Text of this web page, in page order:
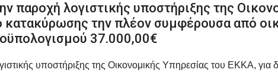
παροχή λογιστικής υποστήριξης της
κατακύρωσης την πλέον συμφέρουσα από
37.000,00€
υποστήριξης της Οικονομικής Υπηρεσίας του ΕΚΚΑ, για